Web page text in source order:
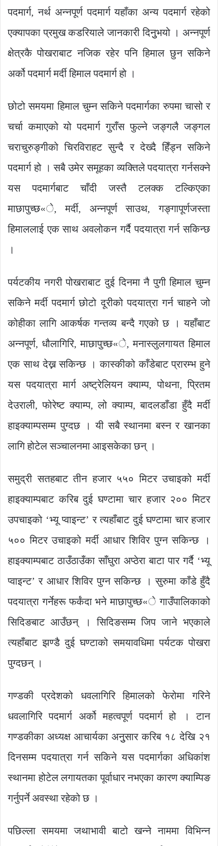
पदमार्ग, नर्थ अन्नपूर्ण पदमार्ग यहाँका अन्य पदमार्ग रहेको
एक्यापका प्रमुख कडरियाले जानकारी दिनुुभयो । अन्नपूर्ण
क्षेत्रकै पोखराबाट नजिक रहेर पनि हिमाल छुन सकिने
अर्को पदमार्ग मर्दी हिमाल पदमार्ग हो ।
छोटो समयमा हिमाल चुम्न सकिने पदमार्गका रुपमा चासो र
चर्चा कमाएको यो पदमार्ग गुराँस फुल्ने जङ्गलै जङ्गल
चराचुरुङ्गीको चिरविराहट सुन्दै र देख्दै हिँड्न सकिने
पदमार्ग हो । सबै उमेर समूहका व्यक्तिले पदयात्रा गर्नसक्ने
यस पदमार्गबाट चाँदी जस्तै टलक्क टल्किएका
माछापुच्छ«े, मर्दी, अन्नपूर्ण साउथ, गङ्गापूर्णजस्ता
हिमाललाई एक साथ अवलोकन गर्दै पदयात्रा गर्न सकिन्छ
।
पर्यटकीय नगरी पोखराबाट दुई दिनमा नै पुगी हिमाल चुम्न
सकिने मर्दी पदमार्ग छोटो दूरीको पदयात्रा गर्न चाहने जो
कोहीका लागि आकर्षक गन्तव्य बन्दै गएको छ । यहाँबाट
अन्नपूर्ण, धौलागिरि, माछापुच्छ«े, मनास्लुलगायत हिमाल
एक साथ देख्न सकिन्छ । कास्कीको काँडेबाट प्रारम्भ हुने
यस पदयात्रा मार्ग अष्ट्रेलियन क्याम्प, पोथना, प्रितम
देउराली, फोरेष्ट क्याम्प, लो क्याम्प, बादलडाँडा हुँदै मर्दी
हाइक्याम्पसम्म पुग्दछ । यी सबै स्थानमा बस्न र खानका
लागि होटेल सञ्चालनमा आइसकेका छन् ।
समुद्री सतहबाट तीन हजार ५५० मिटर उचाइको मर्दी
हाइक्याम्पबाट करिब दुई घण्टामा चार हजार २०० मिटर
उपचाइको ‘भ्यू प्वाइन्ट’ र त्यहाँबाट दुई घण्टामा चार हजार
५०० मिटर उचाइको मर्दी आधार शिविर पुग्न सकिन्छ ।
हाइक्याम्पबाट ठाउँठाउँका साँघुरा अप्ठेरा बाटा पार गर्दै ‘भ्यू
प्वाइन्ट’ र आधार शिविर पुग्न सकिन्छ । सुरुमा काँडे हुँदै
पदयात्रा गर्नेहरू फर्कंदा भने माछापुच्छ«े गाउँपालिकाको
सिदिङबाट आउँछन् । सिदिङसम्म जिप जाने भएकाले
त्यहाँबाट झण्डै दुई घण्टाको समयावधिमा पर्यटक पोखरा
पुग्दछन् ।
गण्डकी प्रदेशको धवलागिरि हिमालको फेरोमा गरिने
धवलागिरि पदमार्ग अर्को महत्वपूर्ण पदमार्ग हो । टान
गण्डकीका अध्यक्ष आचार्यका अनुुसार करिब १८ देखि २१
दिनसम्म पदयात्रा गर्न सकिने यस पदमार्गका अधिकांश
स्थानमा होटेल लगायतका पूर्वाधार नभएका कारण क्याम्पिङ
गर्नुपर्ने अवस्था रहेको छ ।
पछिल्ला समयमा जथाभावी बाटो खन्ने नाममा विभिन्न